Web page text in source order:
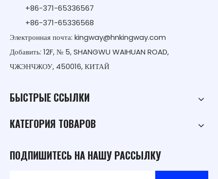
+86-371-65336567
+86-371-65336568
Электронная почта: kingway@hnkingway.com
Добавить: 12F, № 5, SHANGWU WAIHUAN ROAD,
ЧЖЭНЧЖОУ, 450016, КИТАЙ
БЫСТРЫЕ ССЫЛКИ
КАТЕГОРИЯ ТОВАРОВ
ПОДПИШИТЕСЬ НА НАШУ РАССЫЛКУ